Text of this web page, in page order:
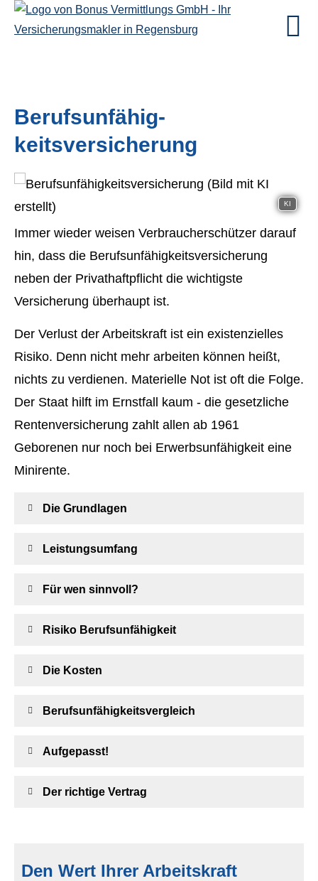
Berufs­unfähig­
keitsversicherung
KI
Immer wieder weisen Verbraucherschützer darauf
hin, dass die Berufs­unfähig­keitsversicherung
neben der Privathaftpflicht die wichtigste
Versicherung überhaupt ist.
Der Verlust der Arbeitskraft ist ein existenzielles
Risiko. Denn nicht mehr arbeiten können heißt,
nichts zu verdienen. Materielle Not ist oft die Folge.
Der Staat hilft im Ernstfall kaum - die gesetzliche
Rentenversicherung zahlt allen ab 1961
Geborenen nur noch bei Erwerbsunfähigkeit eine
Minirente.
Die Grundlagen
Leistungsumfang
Für wen sinnvoll?
Risiko Berufs­unfähig­keit
Die Kosten
Berufs­unfähig­keitsvergleich
Aufgepasst!
Der richtige Vertrag
Den Wert Ihrer Arbeitskraft